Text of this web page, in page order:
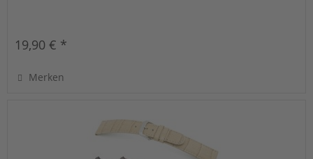
19,90 € *
Merken